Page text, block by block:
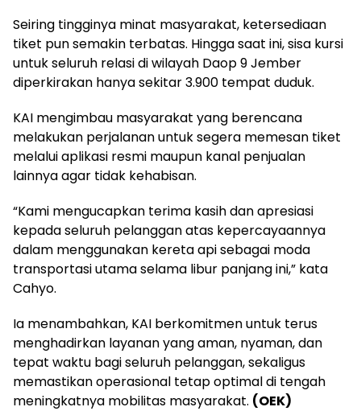
Seiring tingginya minat masyarakat, ketersediaan
tiket pun semakin terbatas. Hingga saat ini, sisa kursi
untuk seluruh relasi di wilayah Daop 9 Jember
diperkirakan hanya sekitar 3.900 tempat duduk.
KAI mengimbau masyarakat yang berencana
melakukan perjalanan untuk segera memesan tiket
melalui aplikasi resmi maupun kanal penjualan
lainnya agar tidak kehabisan.
“Kami mengucapkan terima kasih dan apresiasi
kepada seluruh pelanggan atas kepercayaannya
dalam menggunakan kereta api sebagai moda
transportasi utama selama libur panjang ini,” kata
Cahyo.
Ia menambahkan, KAI berkomitmen untuk terus
menghadirkan layanan yang aman, nyaman, dan
tepat waktu bagi seluruh pelanggan, sekaligus
memastikan operasional tetap optimal di tengah
meningkatnya mobilitas masyarakat. (OEK)